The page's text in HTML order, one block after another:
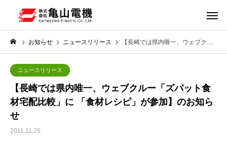
お知らせ ニュースリリース 【長崎では県内唯一、ウェブクルー「ズバット食材宅配比較」に 「食材レシピ」が参加】のお知らせ
ニュースリリース
【長崎では県内唯一、ウェブクルー「ズバット食
材宅配比較」に 「食材レシピ」が参加】のお知ら
せ
2011.11.25